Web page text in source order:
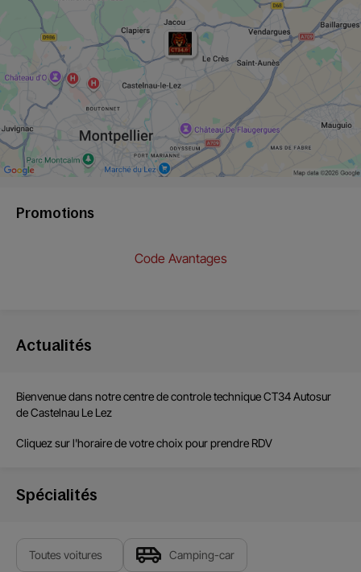
Promotions
Code Avantages
Actualités
Bienvenue dans notre centre decontrole technique CT34 Autosur
deCastelnau Le Lez
Cliquez sur l'horaire de votre choix pour prendre RDV
Spécialités
Toutes voitures Camping-car